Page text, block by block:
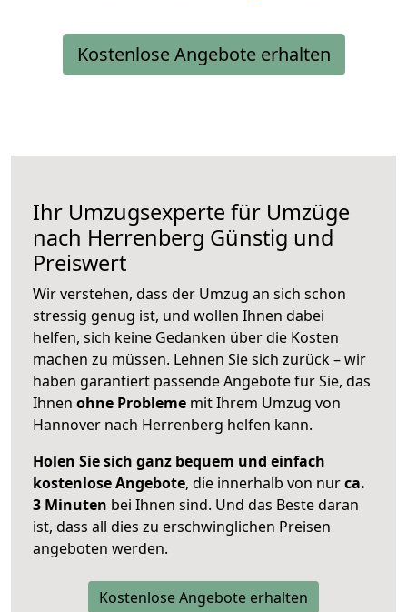
Kostenlose Angebote erhalten
Ihr Umzugsexperte für Umzüge
nach Herrenberg Günstig und
Preiswert
Wir verstehen, dass der Umzug an sich schon
stressig genug ist, und wollen Ihnen dabei
helfen, sich keine Gedanken über die Kosten
machen zu müssen. Lehnen Sie sich zurück – wir
haben garantiert passende Angebote für Sie, das
Ihnen ohne Probleme mit Ihrem Umzug von
Hannover nach Herrenberg helfen kann.
Holen Sie sich ganz bequem und einfach
kostenlose Angebote, die innerhalb von nurca.
3 Minuten bei Ihnen sind. Und das Beste daran
ist, dass all dies zu erschwinglichen Preisen
angeboten werden.
Kostenlose Angebote erhalten